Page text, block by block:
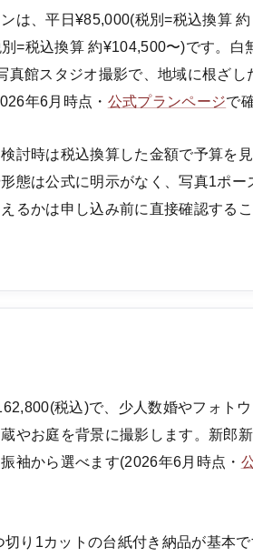
は、平日¥85,000(税別=税込換算 約
=税込換算 約¥104,500〜)です。白
真館スタジオ撮影で、地域に根ざし
年6月時点・ 公式プランページで
討時は税込換算した金額で予算を
態は公式に明示がなく、写真1ポー
るかは申し込み前に直接確認する
税込)で、少人数婚やフォト
やお庭を背景に撮影します。新郎
袖から選べます(2026年6月時点・
り1カットの台紙付き納品が基本